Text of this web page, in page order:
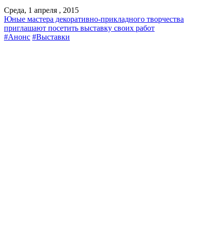
Среда, 1 апреля , 2015
Юные мастера декоративно-прикладного творчества
приглашают посетить выставку своих работ
#Анонс #Выставки